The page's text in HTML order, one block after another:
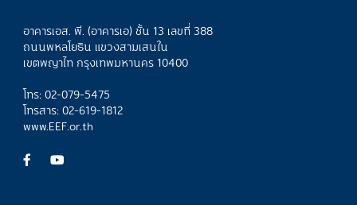
อาคารเอส. พี. (อาคารเอ) ชั้น 13 เลขที่ 388
ถนนพหลโยธิน แขวงสามเสนใน
เขตพญาไท กรุงเทพมหานคร 10400
โทร: 02-079-5475
โทรสาร: 02-619-1812
www.EEF.or.th